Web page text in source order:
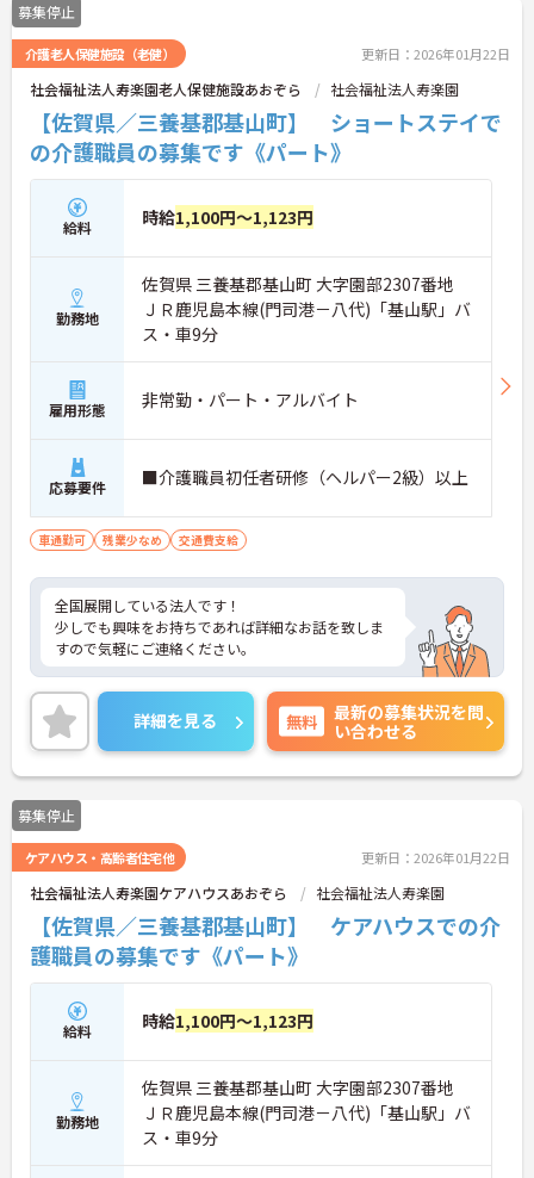
募集停止
介護老人保健施設（老健） 更新日：2026年01月22日
社会福祉法人寿楽園老人保健施設あおぞら 社会福祉法人寿楽園
【佐賀県／三養基郡基山町】 ショートステイで
の介護職員の募集です《パート》
給料 時給1,100円～1,123円
勤務地
佐賀県 三養基郡基山町 大字園部2307番地
ＪＲ鹿児島本線(門司港－八代)「基山駅」バ
ス・車9分
雇用形態 非常勤・パート・アルバイト
応募要件 ■介護職員初任者研修（ヘルパー2級）以上
車通勤可 残業少なめ 交通費支給
全国展開している法人です！
少しでも興味をお持ちであれば詳細なお話を致しま
すので気軽にご連絡ください。
詳細を見る 無料
最新の募集状況を問
い合わせる
募集停止
ケアハウス・高齢者住宅他 更新日：2026年01月22日
社会福祉法人寿楽園ケアハウスあおぞら 社会福祉法人寿楽園
【佐賀県／三養基郡基山町】 ケアハウスでの介
護職員の募集です《パート》
給料 時給1,100円～1,123円
勤務地
佐賀県 三養基郡基山町 大字園部2307番地
ＪＲ鹿児島本線(門司港－八代)「基山駅」バ
ス・車9分